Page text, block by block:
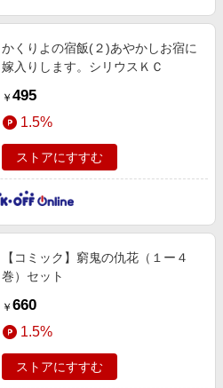
かくりよの宿飯(２)あやかしお宿に
嫁入りします。シリウスＫＣ
￥ 495
1.5%
ストアにすすむ
【コミック】窮鬼の仇花（１ー４
巻）セット
￥ 660
1.5%
ストアにすすむ